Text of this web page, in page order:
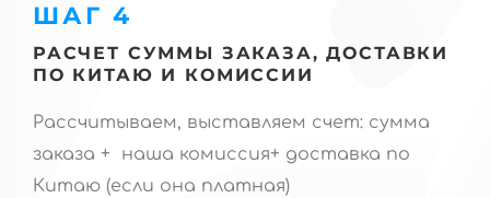
ШАГ 4
РАСЧЕТ СУММЫ ЗАКАЗА, ДОСТАВКИ
ПО КИТАЮ И КОМИССИИ
Рассчитываем, выставляем счет: сумма
заказа + наша комиссия+ доставка по
Китаю (если она платная)